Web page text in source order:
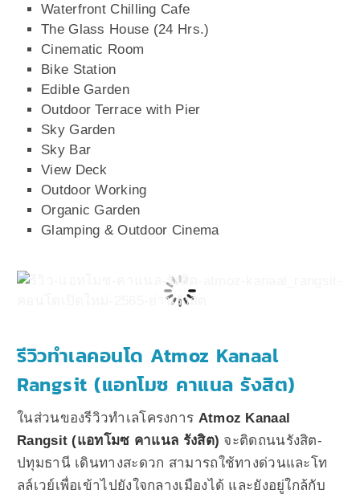
Waterfront Chilling Cafe
The Glass House (24 Hrs.)
Cinematic Room
Bike Station
Edible Garden
Outdoor Terrace with Pier
Sky Garden
Sky Bar
View Deck
Outdoor Working
Organic Garden
Glamping & Outdoor Cinema
รีวิวทำเลคอนโด Atmoz Kanaal
Rangsit (แอทโมซ คาแนล รังสิต)
ในส่วนของรีวิวทำเลโครงการ Atmoz Kanaal
Rangsit (แอทโมซ คาแนล รังสิต) จะติดถนนรังสิต-
ปทุมธานี เดินทางสะดวก สามารถใช้ทางด่วนและโท
ลล์เวย์เพื่อเข้าไปยังใจกลางเมืองได้ และยังอยู่ใกล้กับ